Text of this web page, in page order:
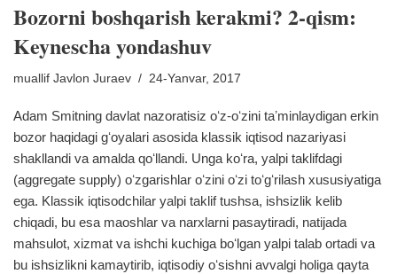
Bozorni boshqarish kerakmi? 2-qism:
Keynescha yondashuv
muallif Javlon Juraev 24-Yanvar, 2017
Adam Smitning davlat nazoratisiz oʻz-oʻzini taʼminlaydigan erkin
bozor haqidagi gʻoyalari asosida klassik iqtisod nazariyasi
shakllandi va amalda qoʻllandi. Unga koʻra, yalpi taklifdagi
(aggregate supply) oʻzgarishlar oʻzini oʻzi toʻgʻrilash xususiyatiga
ega. Klassik iqtisodchilar yalpi taklif tushsa, ishsizlik kelib
chiqadi, bu esa maoshlar va narxlarni pasaytiradi, natijada
mahsulot, xizmat va ishchi kuchiga boʻlgan yalpi talab ortadi va
bu ishsizlikni kamaytirib, iqtisodiy oʻsishni avvalgi holiga qayta